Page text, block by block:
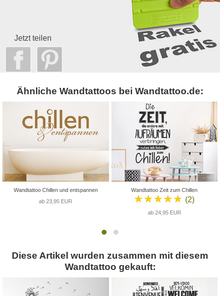
Jetzt teilen
Ähnliche Wandtattoos bei Wandtattoo.de:
Wandtattoo Chillen und entspannen
ab 23,95 EUR
Wandtattoo Zeit zum Chillen
★★★★★ (2)
ab 24,95 EUR
Diese Artikel wurden zusammen mit diesem
Wandtattoo gekauft: